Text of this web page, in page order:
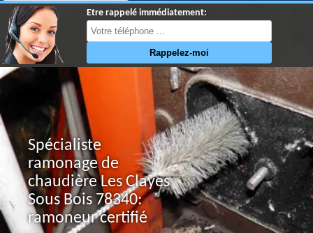
Etre rappelé immédiatement:
Spécialiste
ramonage de
chaudière Les Clayes
Sous Bois 78340:
ramoneur certifié